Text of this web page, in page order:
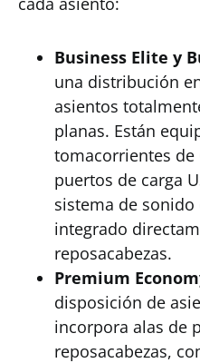
Business Elite y
una distribución
asientos
planas. Están
tomacorrientes de
puertos de carga
sistema de
integrado
reposacabezas.
Premium
disposición de
incorpora alas de
reposacabezas,